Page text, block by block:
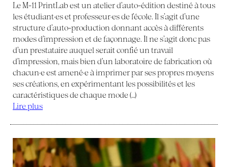
Le M-11 PrintLab est un atelier d’auto-édition destiné à tous
les étudiant·es et professeur·es de l’école. Il s’agit d’une
structure d’auto-production donnant accès à différents
modes d’impression et de façonnage. Il ne s’agit donc pas
d’un prestataire auquel serait confié un travail
d’impression, mais bien d’un laboratoire de fabrication où
chacun·e est amené·e à imprimer par ses propres moyens
ses créations, en expérimentant les possibilités et les
caractéristiques de chaque mode (…)
Lire plus